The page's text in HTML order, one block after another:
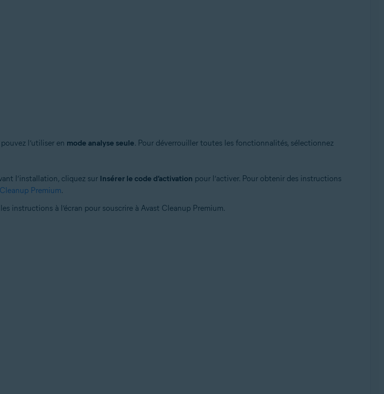
l’utiliser en mode analyse seule. Pour déverrouiller toutes les fonctionnalités, sélectionnez
l’installation, cliquez sur Insérer le code d’activation pour l’activer. Pour obtenir des instructions
Premium.
instructions à l’écran pour souscrire à Avast Cleanup Premium.